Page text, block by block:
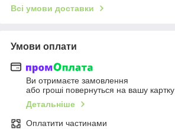
Всі умови доставки
Умови оплати
Ви отримаєте замовлення
або гроші повернуться на вашу картку
Детальніше
Оплатити частинами